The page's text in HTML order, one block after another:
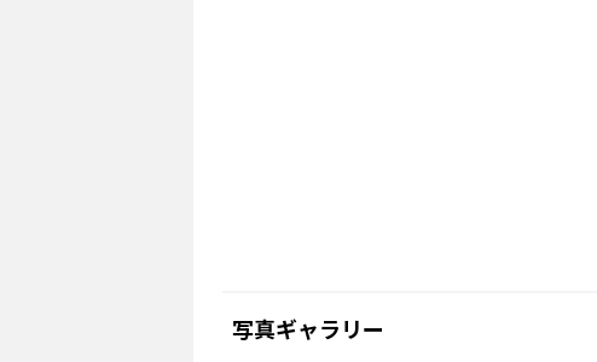
写真ギャラリー